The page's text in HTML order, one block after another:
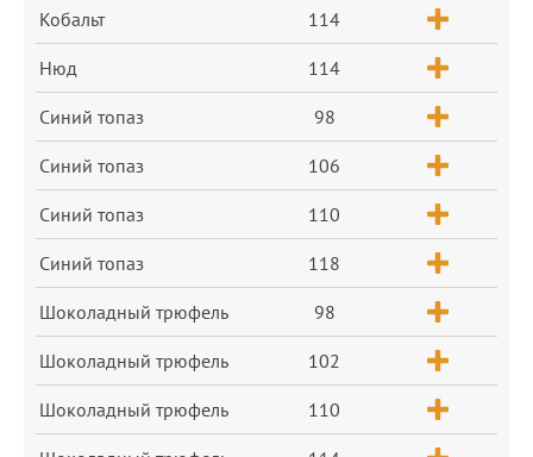
Кобальт 114
Нюд 114
Синий топаз 98
Синий топаз 106
Синий топаз 110
Синий топаз 118
Шоколадный трюфель 98
Шоколадный трюфель 102
Шоколадный трюфель 110